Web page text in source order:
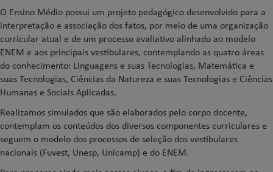
O Ensino Médio possui um projeto pedagógico desenvolvido para a
interpretação e associação dos fatos, por meio de uma organização
curricular atual e de um processo avaliativo alinhado ao modelo
ENEM e aos principais vestibulares, contemplando as quatro áreas
do conhecimento: Linguagens e suas Tecnologias, Matemática e
suas Tecnologias, Ciências da Natureza e suas Tecnologias e Ciências
Humanas e Sociais Aplicadas.
Realizamos simulados que são elaborados pelo corpo docente,
contemplam os conteúdos dos diversos componentes curriculares e
seguem o modelo dos processos de seleção dos vestibulares
nacionais (Fuvest, Unesp, Unicamp) e do ENEM.